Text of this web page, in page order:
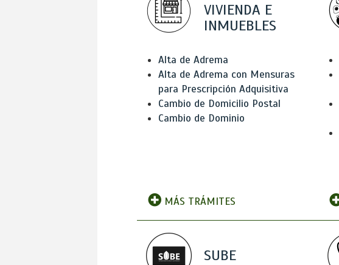
VIVIENDA E
INMUEBLES
Alta de Adrema
Alta de Adrema con Mensuras
para Prescripción Adquisitiva
Cambio de Domicilio Postal
Cambio de Dominio
MÁS TRÁMITES
SUBE